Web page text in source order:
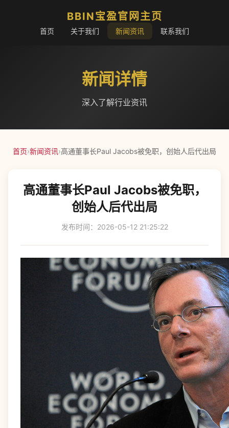
BBIN宝盈官网主页
首页 关于我们 新闻资讯 联系我们
新闻详情
深入了解行业资讯
首页›新闻资讯›高通董事长Paul Jacobs被免职，创始人后代出局
高通董事长Paul Jacobs被免职，
创始人后代出局
发布时间：2026-05-12 21:25:22